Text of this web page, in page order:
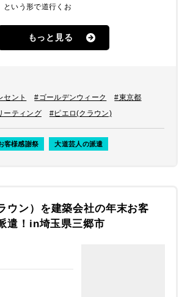
という形で道行くお
でした。
もっと見る
セント #ゴールデンウィーク
#東京都
ーティング #ピエロ(クラウン)
客様感謝祭 大道芸人の派遣
ウン）を建築会社の年末お客
遣！in埼玉県三郷市